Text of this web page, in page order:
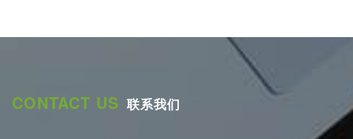
CONTACT US 联系我们